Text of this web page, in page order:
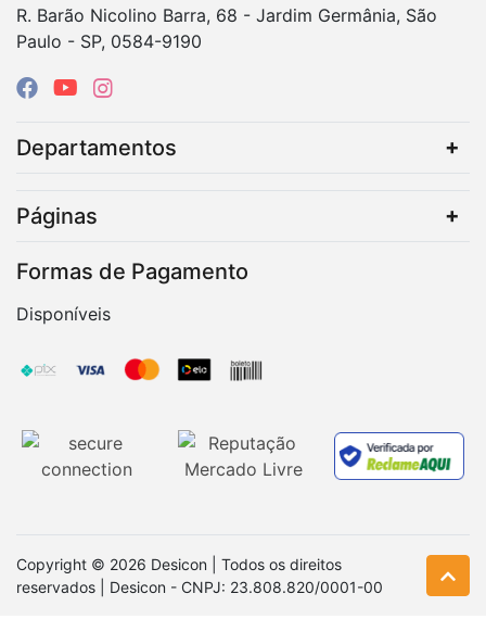
R. Barão Nicolino Barra, 68 - Jardim Germânia, São
Paulo - SP, 0584-9190
Departamentos
Páginas
Formas de Pagamento
Disponíveis
Copyright © 2026 Desicon | Todos os direitos
reservados | Desicon - CNPJ: 23.808.820/0001-00